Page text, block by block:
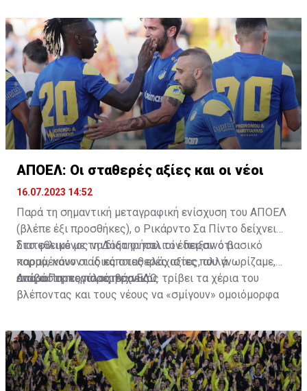
ΑΠΟΕΛ: Οι σταθερές αξίες και οι νέοι
16.07.2023 14:52
Παρά τη σημαντική μεταγραφική ενίσχυση του ΑΠΟΕΛ
(βλέπε έξι προσθήκες), ο Ρικάρντο Σα Πίντο δείχνει
διατεθειμένος να διατηρήσει τον περσινό βασικό
κορμό, κάνοντας κάποιες ελάχιστες, αλλά
απαραίτητες παρεμβάσεις.
Στο φιλικό με τη Δόξα οι παλιοί έδειξαν ότι
παραμένουν οι ίδιες σταθερές αξίες που γνωρίζαμε,
ενώ ο Πορτογάλος τεχνικός τρίβει τα χέρια του
βλέποντας και τους νέους να «σμίγουν» ομοιόμορφα
Διαβάστε περισσότεραΕΔΩ.